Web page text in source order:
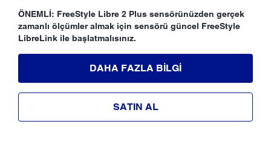
ÖNEMLİ: FreeStyle Libre 2 Plus sensörünüzden gerçek
zamanlı ölçümler almak için sensörü güncel FreeStyle
LibreLink ile başlatmalısınız.
DAHA FAZLA BILGI
SATIN AL